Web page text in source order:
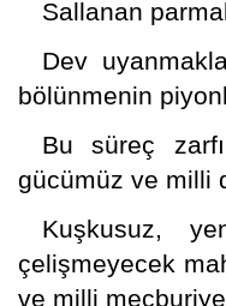
Sallanan
Dev
bölünmenin
Bu süreç
gücümüz ve milli
Kuşkusuz,
çelişmeyecek
ve milli